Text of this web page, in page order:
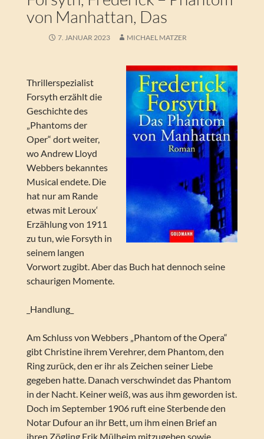
von Manhattan, Das
7. JANUAR 2023 MICHAEL MATZER
Thrillerspezialist
Forsyth erzählt die
Geschichte des
„Phantoms der
Oper“ dort weiter,
wo Andrew Lloyd
Webbers bekanntes
Musical endete. Die
hat nur am Rande
etwas mit Leroux‘
Erzählung von 1911
zu tun, wie Forsyth in
seinem langen
Vorwort zugibt. Aber das Buch hat dennoch seine
schaurigen Momente.
_Handlung_
Am Schluss von Webbers „Phantom of the Opera“
gibt Christine ihrem Verehrer, dem Phantom, den
Ring zurück, den er ihr als Zeichen seiner Liebe
gegeben hatte. Danach verschwindet das Phantom
in der Nacht. Keiner weiß, was aus ihm geworden ist.
Doch im September 1906 ruft eine Sterbende den
Notar Dufour an ihr Bett, um ihm einen Brief an
ihren Zögling Erik Mülheim mitzugeben sowie